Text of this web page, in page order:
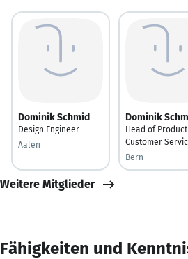
Dominik Schmid
Design Engineer
Aalen
Dominik
Head of
Customer
Bern
Weitere Mitglieder
Fähigkeiten und